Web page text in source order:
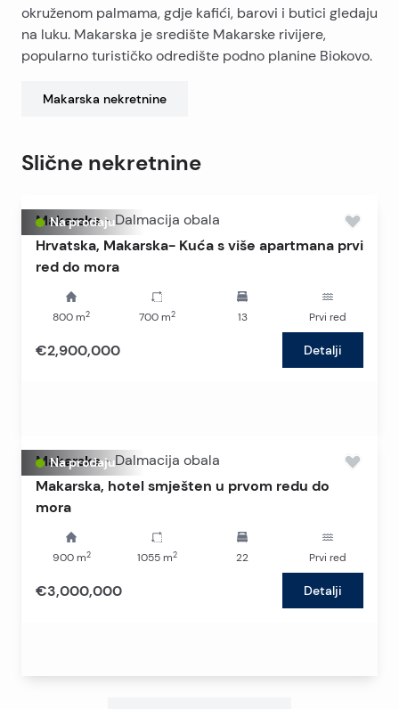
Svakako ponuda koju vijedi razmotriti. Tražena cijena je
s uračunatim PDV-om.
okruženom palmama, gdje kafići, barovi i butici gledaju
na luku. Makarska je središte Makarske rivijere,
popularno turističko odredište podno planine Biokovo.
Makarska nekretnine
Slične nekretnine
Na prodaju
Makarska - Dalmacija obala
Hrvatska, Makarska- Kuća s više apartmana prvi
red do mora
800 m2 700m2 13 Prvi red
€2,900,000 Detalji
Na prodaju
Makarska - Dalmacija obala
Makarska, hotel smješten u prvom redu do
mora
900m2 1055m2 22 Prvi red
€3,000,000 Detalji